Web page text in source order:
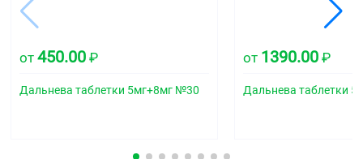
от 450.00 ₽
Дальнева таблетки 5мг+8мг №30
от 1390.00 ₽
Дальнева таблетки